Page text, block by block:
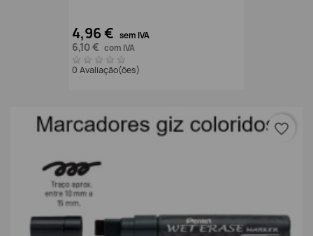
4,96 € sem IVA
6,10 € com IVA
0 Avaliação(ões)
favorite_border